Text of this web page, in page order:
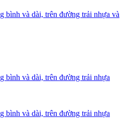
bình và dài, trên đường trải nhựa và
bình và dài, trên đường trải nhựa
bình và dài, trên đường trải nhựa